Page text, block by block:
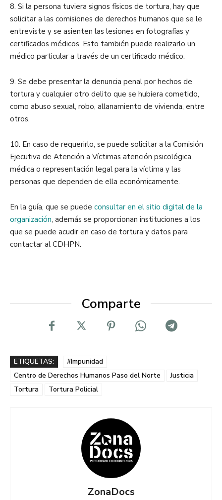
8. Si la persona tuviera signos físicos de tortura, hay que
solicitar a las comisiones de derechos humanos que se le
entreviste y se asienten las lesiones en fotografías y
certificados médicos. Esto también puede realizarlo un
médico particular a través de un certificado médico.
9. Se debe presentar la denuncia penal por hechos de
tortura y cualquier otro delito que se hubiera cometido,
como abuso sexual, robo, allanamiento de vivienda, entre
otros.
10. En caso de requerirlo, se puede solicitar a la Comisión
Ejecutiva de Atención a Víctimas atención psicológica,
médica o representación legal para la víctima y las
personas que dependen de ella económicamente.
En la guía, que se puede consultar en el sitio digital de la
organización, además se proporcionan instituciones a los
que se puede acudir en caso de tortura y datos para
contactar al CDHPN.
Comparte
ETIQUETAS:
#Impunidad
Centro de Derechos Humanos Paso del Norte
Justicia
Tortura
Tortura Policial
ZonaDocs